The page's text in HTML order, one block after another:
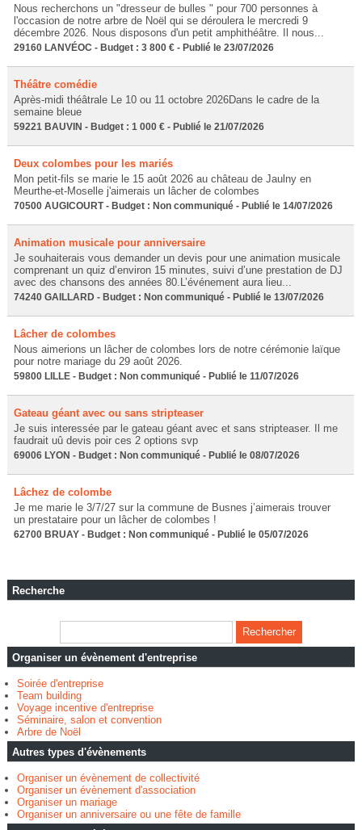
Nous recherchons un "dresseur de bulles " pour 700 personnes à
l'occasion de notre arbre de Noël qui se déroulera le mercredi 9
décembre 2026. Nous disposons d'un petit amphithéâtre. Il nous...
29160 LANVÉOC - Budget : 3 800 € - Publié le 23/07/2026
Théâtre comédie
Après-midi théâtrale Le 10 ou 11 octobre 2026Dans le cadre de la
semaine bleue
59221 BAUVIN - Budget : 1 000 € - Publié le 21/07/2026
Deux colombes pour les mariés
Mon petit-fils se marie le 15 août 2026 au château de Jaulny en
Meurthe-et-Moselle j'aimerais un lâcher de colombes
70500 AUGICOURT - Budget : Non communiqué - Publié le 14/07/2026
Animation musicale pour anniversaire
Je souhaiterais vous demander un devis pour une animation musicale
comprenant un quiz d’environ 15 minutes, suivi d’une prestation de DJ
avec des chansons des années 80.L’événement aura lieu...
74240 GAILLARD - Budget : Non communiqué - Publié le 13/07/2026
Lâcher de colombes
Nous aimerions un lâcher de colombes lors de notre cérémonie laïque
pour notre mariage du 29 août 2026.
59800 LILLE - Budget : Non communiqué - Publié le 11/07/2026
Gateau géant avec ou sans stripteaser
Je suis interessée par le gateau géant avec et sans stripteaser. Il me
faudrait uû devis poir ces 2 options svp
69006 LYON - Budget : Non communiqué - Publié le 08/07/2026
Lâchez de colombe
Je me marie le 3/7/27 sur la commune de Busnes j’aimerais trouver
un prestataire pour un lâcher de colombes !
62700 BRUAY - Budget : Non communiqué - Publié le 05/07/2026
Recherche
Organiser un évènement d'entreprise
Soirée d'entreprise
Team building
Voyage incentive d'entreprise
Séminaire, salon et convention
Arbre de Noël
Autres types d'évènements
Organiser un évènement de collectivité
Organiser un évènement d'association
Organiser un mariage
Organiser un anniversaire ou une fête de famille